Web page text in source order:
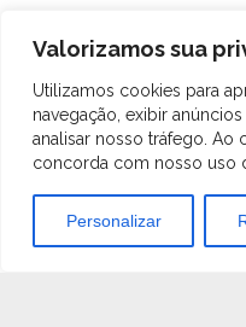
Valorizamos sua
Utilizamos cookies para
navegação, exibir
analisar nosso tráfego. Ao
concorda com nosso uso
Personalizar